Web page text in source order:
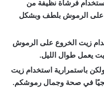
فرشاة نظيفة من
على الرموش بلطف وبشكل
زيت الخروع على الرموش
يعمل طوال الليل.
ولكن باستمرارية استخدام زيت
في صحة وجمال رموشكم.